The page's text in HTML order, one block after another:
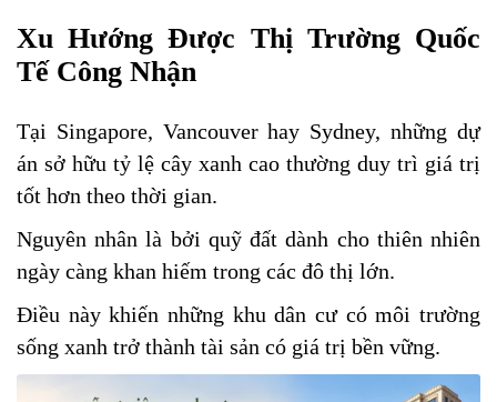
Xu Hướng Được Thị Trường Quốc
Tế Công Nhận
Tại Singapore, Vancouver hay Sydney, những dự
án sở hữu tỷ lệ cây xanh cao thường duy trì giá trị
tốt hơn theo thời gian.
Nguyên nhân là bởi quỹ đất dành cho thiên nhiên
ngày càng khan hiếm trong các đô thị lớn.
Điều này khiến những khu dân cư có môi trường
sống xanh trở thành tài sản có giá trị bền vững.